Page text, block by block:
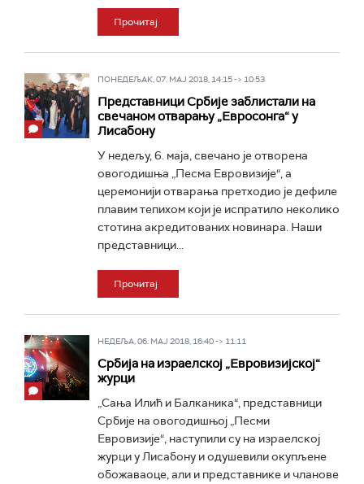
Прочитај
ПОНЕДЕЉАК, 07. МАЈ 2018, 14:15 -> 10:53
Представници Србије заблистали на
свечаном отварању „Евросонга“ у
Лисабону
У недељу, 6. маја, свечано је отворена
овогодишња „Песма Евровизије“, а
церемонији отварања претходио је дефиле
плавим тепихом који је испратило неколико
стотина акредитованих новинара. Наши
представници...
Прочитај
НЕДЕЉА, 06. МАЈ 2018, 16:40 -> 11:11
Србија на израелској „Евровизијској“
журци
„Сања Илић и Балканика“, представници
Србије на овогодишњој „Песми
Евровизије“, наступили су на израелској
журци у Лисабону и одушевили окупљене
обожаваоце, али и представнике и чланове